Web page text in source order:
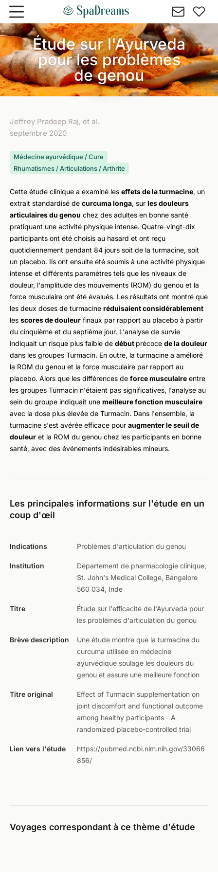
Aller au contenu principal
Étude sur l'Ayurveda
pour les problèmes
de genou
Jeffrey Pradeep Raj, et al.
septembre 2020
Médecine ayurvédique / Cure
Rhumatismes / Articulations / Arthrite
Cette étude clinique a examiné les effets de la turmacine, un
extrait standardisé de curcuma longa, sur les douleurs
articulaires du genou chez des adultes en bonne santé
pratiquant une activité physique intense. Quatre-vingt-dix
participants ont été choisis au hasard et ont reçu
quotidiennement pendant 84 jours soit de la turmacine, soit
un placebo. Ils ont ensuite été soumis à une activité physique
intense et différents paramètres tels que les niveaux de
douleur, l'amplitude des mouvements (ROM) du genou et la
force musculaire ont été évalués. Les résultats ont montré que
les deux doses de turmacine réduisaient considérablement
les scores de douleur finaux par rapport au placebo à partir
du cinquième et du septième jour. L'analyse de survie
indiquait un risque plus faible de début précoce de la douleur
dans les groupes Turmacin. En outre, la turmacine a amélioré
la ROM du genou et la force musculaire par rapport au
placebo. Alors que les différences de force musculaire entre
les groupes Turmacin n'étaient pas significatives, l'analyse au
sein du groupe indiquait une meilleure fonction musculaire
avec la dose plus élevée de Turmacin. Dans l'ensemble, la
turmacine s'est avérée efficace pour augmenter le seuil de
douleur et la ROM du genou chez les participants en bonne
santé, avec des événements indésirables mineurs.
Les principales informations sur l'étude en un
coup d'œil
Indications Problèmes d'articulation du genou
Institution
Département de pharmacologie clinique,
St. John's Medical College, Bangalore
560 034, Inde
Titre
Étude sur l'efficacité de l'Ayurveda pour
les problèmes d'articulation du genou
Brève description
Une étude montre que la turmacine du
curcuma utilisée en médecine
ayurvédique soulage les douleurs du
genou et assure une meilleure fonction
Titre original
Effect of Turmacin supplementation on
joint discomfort and functional outcome
among healthy participants - A
randomized placebo-controlled trial
Lien vers l'étude
https://pubmed.ncbi.nlm.nih.gov/33066
856/
Voyages correspondant à ce thème d'étude